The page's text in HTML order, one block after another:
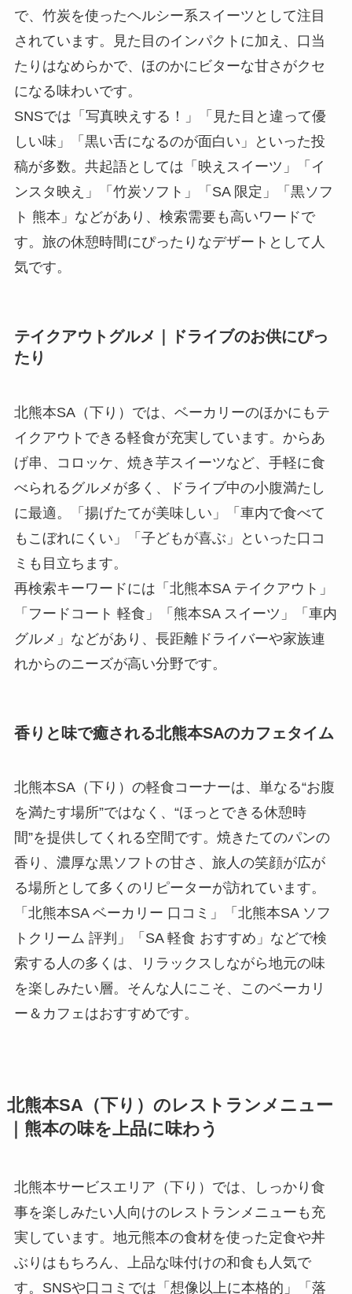
で、竹炭を使ったヘルシー系スイーツとして注目
されています。見た目のインパクトに加え、口当
たりはなめらかで、ほのかにビターな甘さがクセ
になる味わいです。
SNSでは「写真映えする！」「見た目と違って優
しい味」「黒い舌になるのが面白い」といった投
稿が多数。共起語としては「映えスイーツ」「イ
ンスタ映え」「竹炭ソフト」「SA 限定」「黒ソフ
ト 熊本」などがあり、検索需要も高いワードで
す。旅の休憩時間にぴったりなデザートとして人
気です。
テイクアウトグルメ｜ドライブのお供にぴっ
たり
北熊本SA（下り）では、ベーカリーのほかにもテ
イクアウトできる軽食が充実しています。からあ
げ串、コロッケ、焼き芋スイーツなど、手軽に食
べられるグルメが多く、ドライブ中の小腹満たし
に最適。「揚げたてが美味しい」「車内で食べて
もこぼれにくい」「子どもが喜ぶ」といった口コ
ミも目立ちます。
再検索キーワードには「北熊本SA テイクアウト」
「フードコート 軽食」「熊本SA スイーツ」「車内
グルメ」などがあり、長距離ドライバーや家族連
れからのニーズが高い分野です。
香りと味で癒される北熊本SAのカフェタイム
北熊本SA（下り）の軽食コーナーは、単なる“お腹
を満たす場所”ではなく、“ほっとできる休憩時
間”を提供してくれる空間です。焼きたてのパンの
香り、濃厚な黒ソフトの甘さ、旅人の笑顔が広が
る場所として多くのリピーターが訪れています。
「北熊本SA ベーカリー 口コミ」「北熊本SA ソフ
トクリーム 評判」「SA 軽食 おすすめ」などで検
索する人の多くは、リラックスしながら地元の味
を楽しみたい層。そんな人にこそ、このベーカリ
ー＆カフェはおすすめです。
北熊本SA（下り）のレストランメニュー
｜熊本の味を上品に味わう
北熊本サービスエリア（下り）では、しっかり食
事を楽しみたい人向けのレストランメニューも充
実しています。地元熊本の食材を使った定食や丼
ぶりはもちろん、上品な味付けの和食も人気で
す。SNSや口コミでは「想像以上に本格的」「落